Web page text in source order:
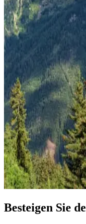
Besteigen Sie